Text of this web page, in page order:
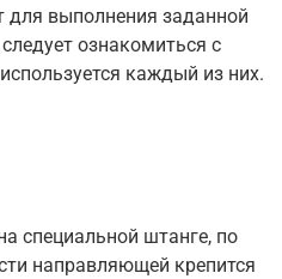
для выполнения заданной
ознакомиться с
каждый из них.
специальной штанге, по
направляющей крепится